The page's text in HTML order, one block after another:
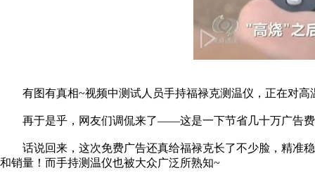
有图有真相~视频中测试人员手持福禄克测温仪，正在对高
再于是乎，网友们调侃来了——这是一下节省几十万广告
话说回来，这次免费广告还真给福禄克长了不少脸，精准稳
和销量！而手持测温仪也被大众广泛所熟知~